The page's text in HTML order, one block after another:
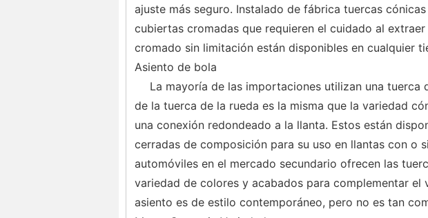
ajuste más seguro. Instalado de fábrica tuercas
cubiertas cromadas que requieren el cuidado al
cromado sin limitación están disponibles en cualquier
Asiento de bola
La mayoría de las importaciones utilizan una tuerca
de la tuerca de la rueda es la misma que la variedad
una conexión redondeado a la llanta. Estos están
cerradas de composición para su uso en llantas con o
automóviles en el mercado secundario ofrecen las
variedad de colores y acabados para complementar el
asiento es de estilo contemporáneo, pero no es tan